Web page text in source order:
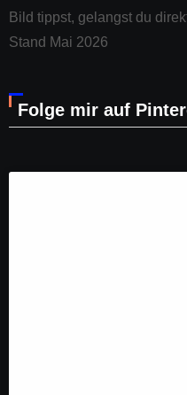
Bild tippst, gelangst du
Stand Mai 2026
Folge mir auf